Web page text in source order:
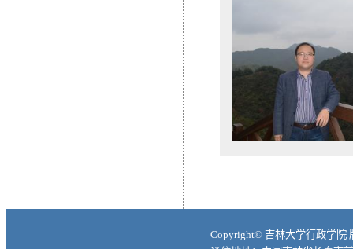
Copyright© 吉林大学行政学院